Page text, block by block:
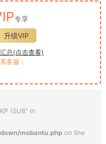
专享
升级VIP
总(点击查看)
客服；
(SU8" in
mobantu.php on line